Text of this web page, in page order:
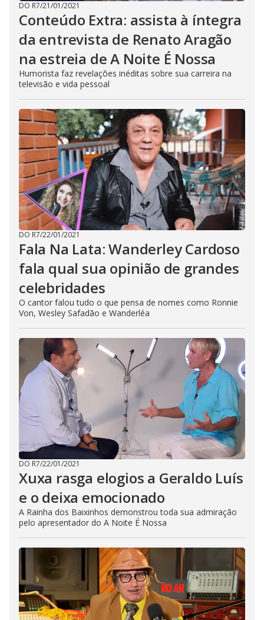
DO R7/21/01/2021
Conteúdo Extra: assista à íntegra
da entrevista de Renato Aragão
na estreia de A Noite É Nossa
Humorista faz revelações inéditas sobre sua carreira na
televisão e vida pessoal
DO R7/22/01/2021
Fala Na Lata: Wanderley Cardoso
fala qual sua opinião de grandes
celebridades
O cantor falou tudo o que pensa de nomes como Ronnie
Von, Wesley Safadão e Wanderléa
DO R7/22/01/2021
Xuxa rasga elogios a Geraldo Luís
e o deixa emocionado
A Rainha dos Baixinhos demonstrou toda sua admiração
pelo apresentador do A Noite É Nossa